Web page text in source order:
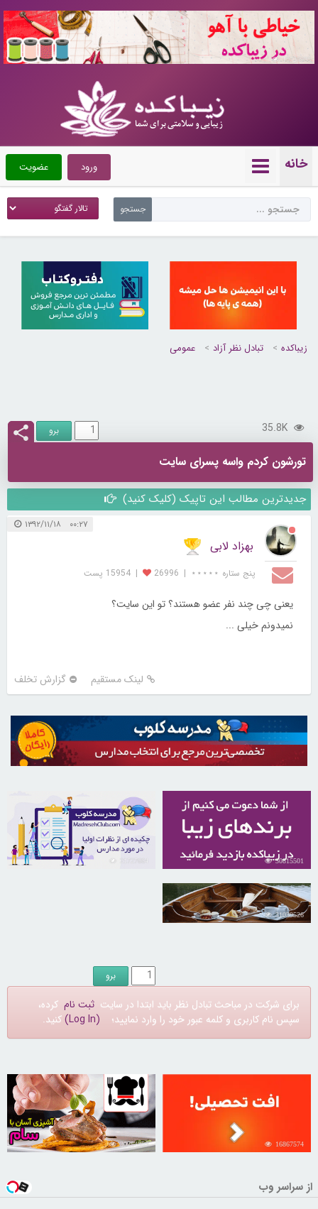
10720988
خانه عضویت ورود
زیباکده تبادل نظر آزاد عمومی
35.8K
تورشون کردم واسه پسرای سایت
جدیدترین مطالب این تاپیک (کلیک کنید)
۰۰:۲۷ ۱۳۹۲/۱۱/۱۸
بهزاد لابی
پنج ستاره ⋆⋆⋆⋆⋆ |
26996
| 15954 پست
یعنی چی چند نفر عضو هستند؟ تو این سایت؟
نمیدونم خیلی ...
لینک مستقیم گزارش تخلف
30815501
31039526
برای شرکت در مباحث تبادل نظر باید ابتدا در سایت ثبت نام کرده،
سپس نام کاربری و کلمه عبور خود را وارد نمایید؛ (Log In) کنید.
16867574
30254369
از سراسر وب